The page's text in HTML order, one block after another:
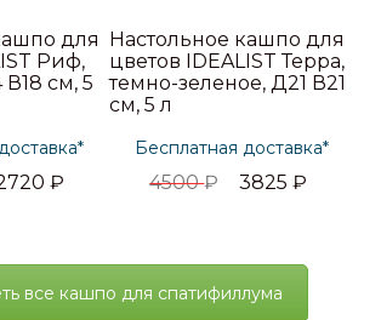
для
Риф,
см, 5
₽
Настольное кашпо для
цветов IDEALIST Терра,
темно-зеленое, Д21 В21
см, 5 л
Бесплатная доставка*
4500₽ 3825₽
все кашпо для спатифиллума